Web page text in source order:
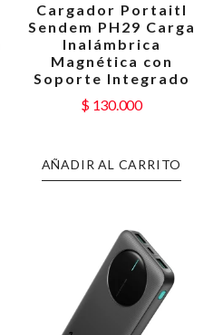
Cargador Portaitl
Sendem PH29 Carga
Inalámbrica
Magnética con
Soporte Integrado
$ 130.000
AÑADIR AL CARRITO